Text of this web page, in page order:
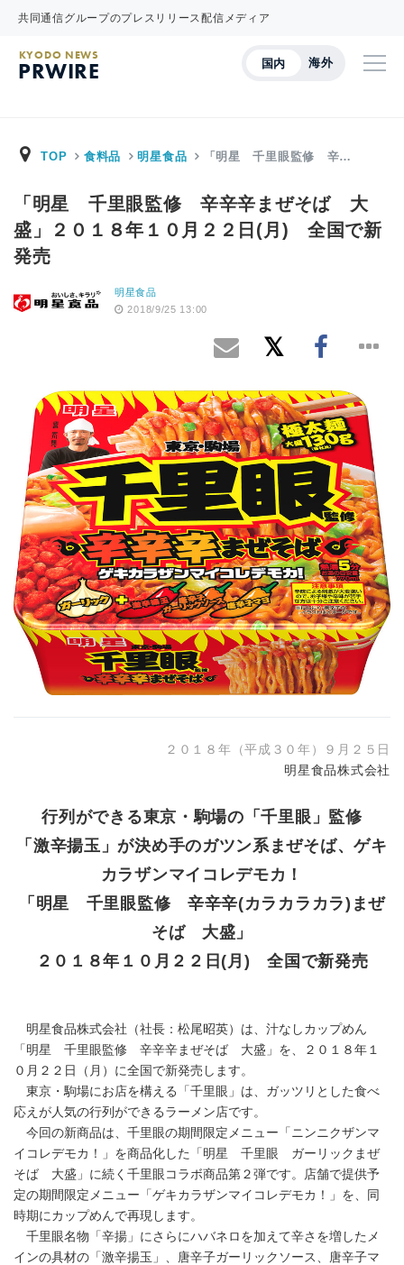
共同通信グループのプレスリリース配信メディア
国内 海外
KYODO NEWS
PRWIRE
TOP 食料品 明星食品 「明星 千里眼監修 辛…
「明星 千里眼監修 辛辛辛まぜそば 大
盛」２０１８年１０月２２日(月) 全国で新
発売
明星食品
2018/9/25 13:00
２０１８年（平成３０年）９月２５日
明星食品株式会社
行列ができる東京・駒場の「千里眼」監修
「激辛揚玉」が決め手のガツン系まぜそば、ゲキ
カラザンマイコレデモカ！
「明星 千里眼監修 辛辛辛(カラカラカラ)まぜ
そば 大盛」
２０１８年１０月２２日(月) 全国で新発売
明星食品株式会社（社長：松尾昭英）は、汁なしカップめん
「明星 千里眼監修 辛辛辛まぜそば 大盛」を、２０１８年１
０月２２日（月）に全国で新発売します。
東京・駒場にお店を構える「千里眼」は、ガッツリとした食べ
応えが人気の行列ができるラーメン店です。
今回の新商品は、千里眼の期間限定メニュー「ニンニクザンマ
イコレデモカ！」を商品化した「明星 千里眼 ガーリックまぜ
そば 大盛」に続く千里眼コラボ商品第２弾です。店舗で提供予
定の期間限定メニュー「ゲキカラザンマイコレデモカ！」を、同
時期にカップめんで再現します。
千里眼名物「辛揚」にさらにハバネロを加えて辛さを増したメ
インの具材の「激辛揚玉」、唐辛子ガーリックソース、唐辛子マ